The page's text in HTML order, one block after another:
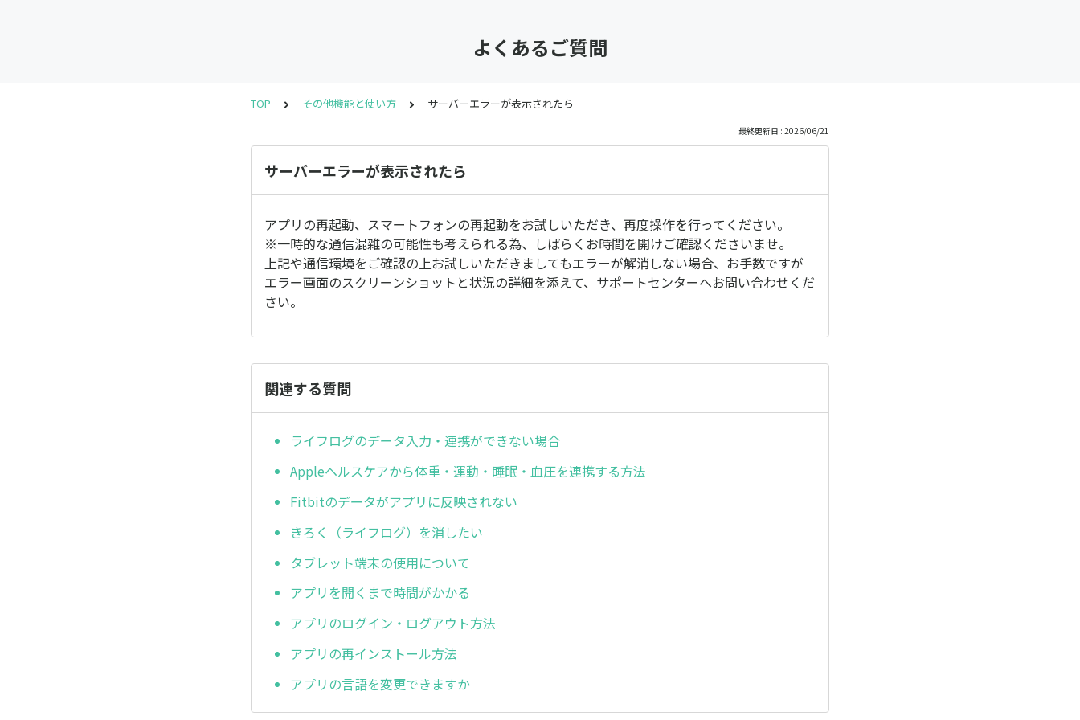
よくあるご質問
TOP その他機能と使い方 サーバーエラーが表示されたら
最終更新日 : 2026/06/21
サーバーエラーが表示されたら
アプリの再起動、スマートフォンの再起動をお試しいただき、再度操作を行ってください。
※一時的な通信混雑の可能性も考えられる為、しばらくお時間を開けご確認くださいませ。
上記や通信環境をご確認の上お試しいただきましてもエラーが解消しない場合、お手数ですが
エラー画面のスクリーンショットと状況の詳細を添えて、サポートセンターへお問い合わせくだ
さい。
関連する質問
ライフログのデータ入力・連携ができない場合
Appleヘルスケアから体重・運動・睡眠・血圧を連携する方法
Fitbitのデータがアプリに反映されない
きろく（ライフログ）を消したい
タブレット端末の使用について
アプリを開くまで時間がかかる
アプリのログイン・ログアウト方法
アプリの再インストール方法
アプリの言語を変更できますか